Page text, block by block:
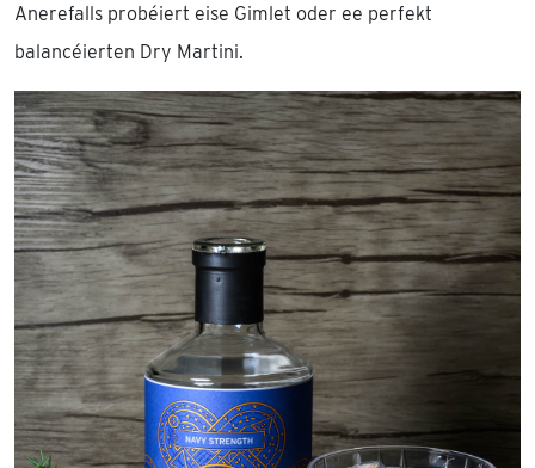
Anerefalls probéiert eise Gimlet oder ee perfekt
balancéierten Dry Martini.